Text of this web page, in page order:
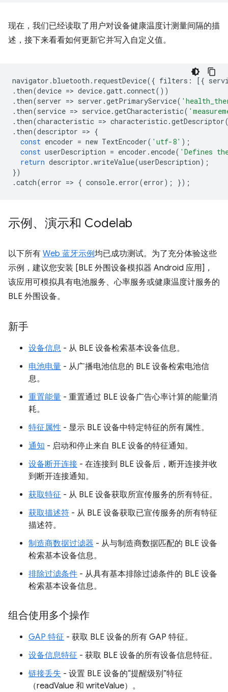
现在，我们已经读取了用户对设备健康温度计测量间隔的描
述，接下来看看如何更新它并写入自定义值。
navigator .bluetooth . requestDevice({ filters : [{
. then(device => device.gatt.connect())
. then(server => server .getPrimaryService(
. then(service => service.getCharacteristic(
. then(characteristic => characteristic.getDescriptor
. then(descriptor => {
const encoder = new TextEncoder( 'utf-8' );
const userDescription = encoder . encode( 'Defines
return descriptor .writeValue(userDescription);
})
.catch(error => { console. error(error); });
示例、演示和 Codelab
以下所有 Web 蓝牙示例均已成功测试。为了充分体验这些
示例，建议您安装 [BLE 外围设备模拟器 Android 应用]，
该应用可模拟具有电池服务、心率服务或健康温度计服务的
BLE 外围设备。
新手
设备信息 - 从 BLE 设备检索基本设备信息。
电池电量 - 从广播电池信息的 BLE 设备检索电池信
息。
重置能量 - 重置通过 BLE 设备广告心率计算的能量消
耗。
特征属性 - 显示 BLE 设备中特定特征的所有属性。
通知 - 启动和停止来自 BLE 设备的特征通知。
设备断开连接 - 在连接到 BLE 设备后，断开连接并收
到断开连接通知。
获取特征 - 从 BLE 设备获取所宣传服务的所有特征。
获取描述符 - 从 BLE 设备获取已宣传服务的所有特征
描述符。
制造商数据过滤器 - 从与制造商数据匹配的 BLE 设备
检索基本设备信息。
排除过滤条件 - 从具有基本排除过滤条件的 BLE 设备
检索基本设备信息。
组合使用多个操作
GAP 特征 - 获取 BLE 设备的所有 GAP 特征。
设备信息特征 - 获取 BLE 设备的所有设备信息特征。
链接丢失 - 设置 BLE 设备的“提醒级别”特征
（readValue 和 writeValue）。